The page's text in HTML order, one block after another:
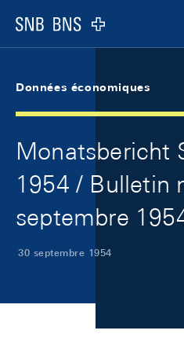
Logo
Données économiques
Monatsbericht
1954 / Bulletin
septembre
30 septembre 1954